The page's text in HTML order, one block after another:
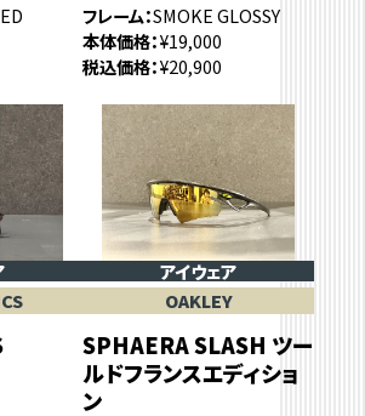
フレーム SMOKE GLOSSY
本体価格 ¥19,000
税込価格 ¥20,900
アイウェア
OAKLEY
SPHAERA SLASH ツー
ルドフランスエディショ
ン